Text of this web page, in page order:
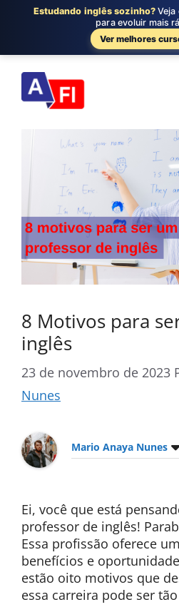
para
conteúdo
8 Motivos para
inglês
23 de novembro de 2023
Nunes
Mario Anaya Nunes
Ei, você que está
professor de inglês!
Essa profissão oferece
benefícios e
estão oito motivos que
essa carreira pode ser
Estudando inglês sozinho? Veja
para evoluir mais
Ver melhores